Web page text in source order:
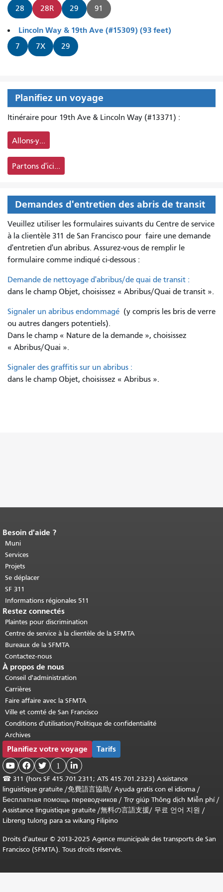
28 28R 29 91
Lincoln Way & 19th Ave (#15309) (93 feet)
7 7X 29
Planifiez un voyage
Itinéraire pour 19th Ave & Lincoln Way (#13371) :
Allons-y...
Partons d'ici...
Demandes d'entretien des abris de transit
Veuillez utiliser les formulaires suivants du Centre de service
à la clientèle 311 de San Francisco pour faire une demande
d'entretien d'un abribus. Assurez-vous de remplir le
formulaire comme indiqué ci-dessous :
Demande de nettoyage d'abribus/de quai de transit :
dans le champ Objet, choisissez « Abribus/Quai de transit ».
Signaler un abribus endommagé (y compris les bris de verre
ou autres dangers potentiels).
Dans le champ « Nature de la demande », choisissez
« Abribus/Quai ».
Signaler des graffitis sur un abribus :
dans le champ Objet, choisissez « Abribus ».
Fin du contenu de la page.
cette page se répète sur chaque page.
Retour au haut du contenu principal
Besoin d'aide ?
Muni
Services
Projets
Se déplacer
SF 311
Informations régionales 511
Restez connectés
Plaintes pour discrimination
Centre de service à la clientèle de la SFMTA
Bureaux de la SFMTA
Contactez-nous
À propos de nous
Conseil d'administration
Carrières
Faire affaire avec la SFMTA
Ville et comté de San Francisco
Conditions d'utilisation/Politique de confidentialité
Archives
Planifiez votre voyage Tarifs
   1 
☎ 311 (hors SF 415.701.2311; ATS 415.701.2323) Assistance
linguistique gratuite /免費語言協助/ Ayuda gratis con el idioma /
Бесплатная помощь переводчиков / Trợ giúp Thông dịch Miễn phí/
Assistance linguistique gratuite /無料の言語支援/ 무료 언어 지원 /
Libreng tulong para sa wikang Filipino
Droits d'auteur © 2013-2025 Agence municipale des transports de San
Francisco (SFMTA). Tous droits réservés.